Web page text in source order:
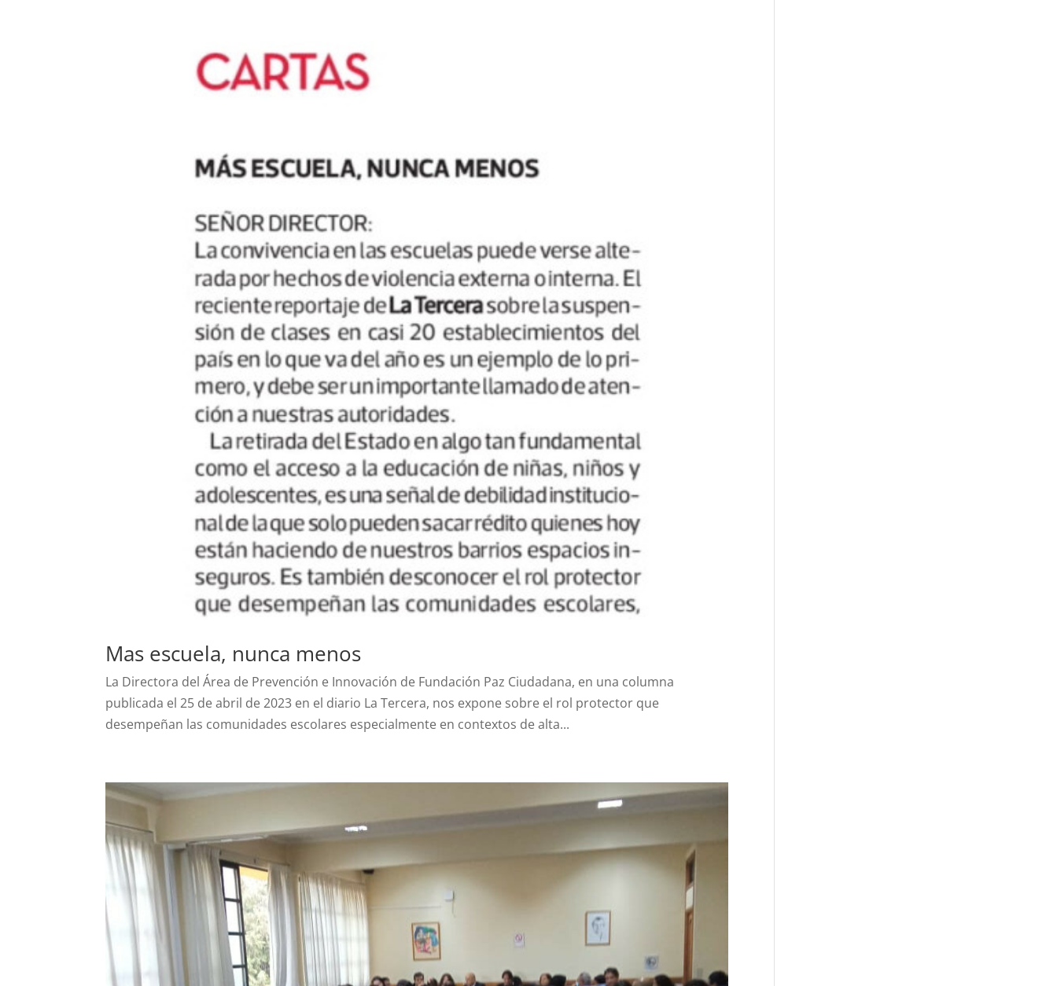
Mas escuela, nunca menos
La Directora del Área de Prevención e Innovación de Fundación Paz Ciudadana, en una columna
publicada el 25 de abril de 2023 en el diario La Tercera, nos expone sobre el rol protector que
desempeñan las comunidades escolares especialmente en contextos de alta...